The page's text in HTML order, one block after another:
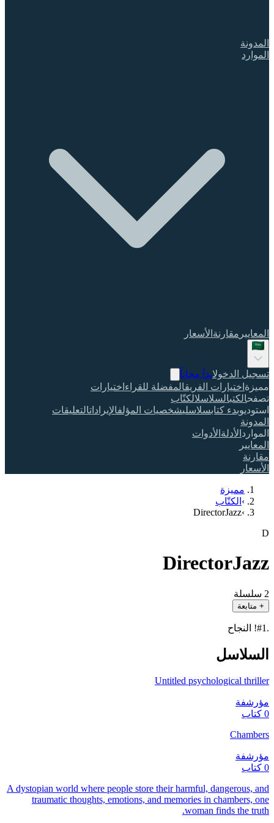
المدونة
الموارد
المعايير مقارنة الأسعار
تسجيل الدخولابدأ مجاناً
مميزة اختيارات الفريقالمفضلة للقراء اختيارات
تصفحالكتبالسلاسلالكتّاب
استوديوبدء كتابسلاسليشخصيات المؤلفالإيراداتالتعليقات
المدونة
الموارد الأدلة الأدوات
المعايير
مقارنة
الأسعار
مميزة
› الكتّاب
›
DirectorJazz
D
DirectorJazz
2 سلسلة
+ متابعة
.#1! النجاح
السلاسل
Untitled psychological thriller
مؤرشفة
0 كتاب
Chambers
مؤرشفة
0 كتاب
A dystopian world where people store their harmful, dangerous, and
traumatic thoughts, emotions, and memories in chambers, one
woman finds the truth.